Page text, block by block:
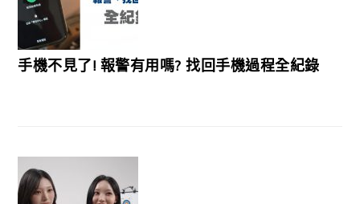
手機不見了! 報警有用嗎? 找回手機過程全紀錄